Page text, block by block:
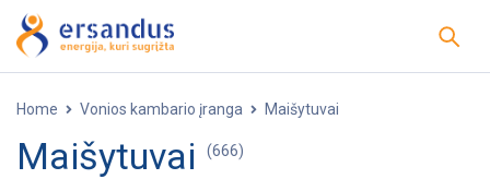
Home Vonios kambario įranga Maišytuvai
Maišytuvai (666)